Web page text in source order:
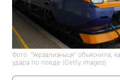
Фото: "Укрзализныця" объяснила,
удара по поеде (Getty Images)